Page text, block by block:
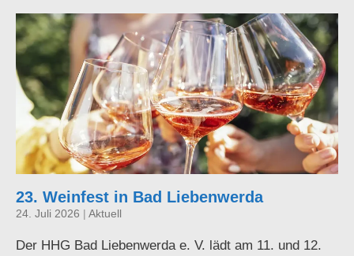
23. Weinfest in Bad Liebenwerda
24. Juli 2026 | Aktuell
Der HHG Bad Liebenwerda e. V. lädt am 11. und 12.